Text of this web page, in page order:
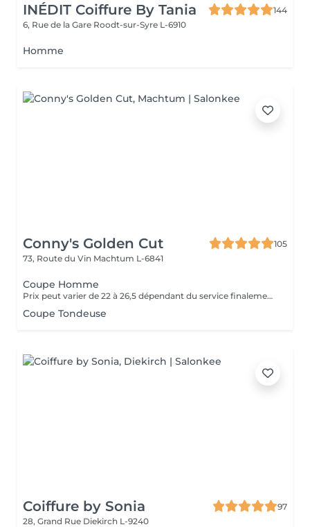
INÉDIT Coiffure By Tania
144
6, Rue de la Gare Roodt-sur-Syre L-6910
Homme
Conny's Golden Cut
105
73, Route du Vin Machtum L-6841
Coupe Homme
Prix peut varier de 22 à 26,5 dépendant du service finalement presté (Coupe Fins, Coupe Normale ou Coupe Nettoyage).
Coupe Tondeuse
Coiffure by Sonia
97
28, Grand Rue Diekirch L-9240